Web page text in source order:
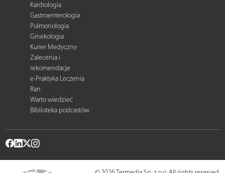
Kardiologia
Gastroenterologia
Pulmonologia
Ginekologia
Kurier Medyczny
Zalecenia i
rekomendacje
e-Praktyka Leczenia
Ran
Warto wiedzieć
Biblioteka podcastów